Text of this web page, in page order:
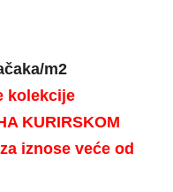
m2
kolekcije
KURIRSKOM
iznose veće od